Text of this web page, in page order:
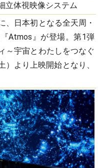
立体視映像システム
、日本初となる全天周・
Atmos』が登場。第1弾
～宇宙とわたしをつなぐ
）より上映開始となり、